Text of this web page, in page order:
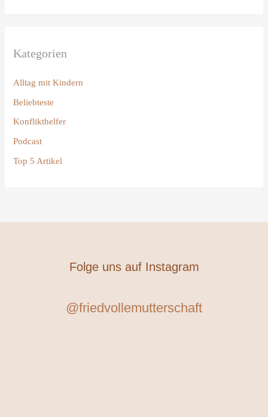
Kategorien
Alltag mit Kindern
Beliebteste
Konflikthelfer
Podcast
Top 5 Artikel
Folge uns auf Instagram
@friedvollemutterschaft